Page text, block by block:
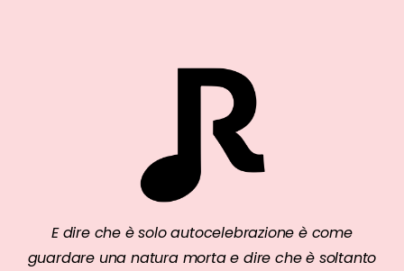
E dire che è solo autocelebrazione è come
guardare una natura morta e dire che è soltanto